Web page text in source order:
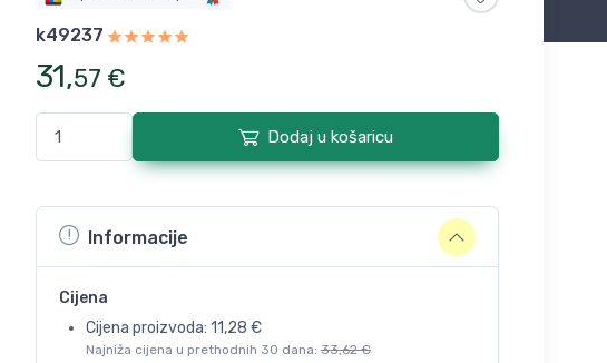
k49237
31,57 €
Dodaj u košaricu
Informacije
Cijena
Cijena proizvoda: 11,28 €
Najniža cijena u prethodnih 30 dana: 33,62 €